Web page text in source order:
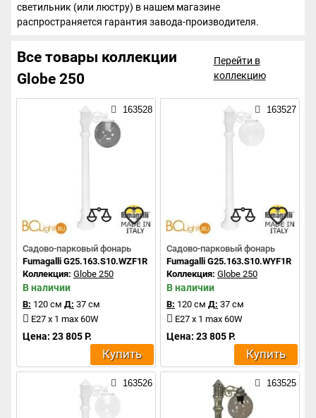
светильник (или люстру) в нашем магазине
распространяется гарантия завода-производителя.
Все товары коллекции
Globe 250
Перейти в
коллекцию
163528
Садово-парковый фонарь
Fumagalli G25.163.S10.WZF1R
Коллекция: Globe 250
В наличии
В: 120 см Д: 37 см
E27 x 1 max 60W
Цена: 23 805 Р.
Купить
163527
Садово-парковый фонарь
Fumagalli G25.163.S10.WYF1R
Коллекция: Globe 250
В наличии
В: 120 см Д: 37 см
E27 x 1 max 60W
Цена: 23 805 Р.
Купить
163526 163525